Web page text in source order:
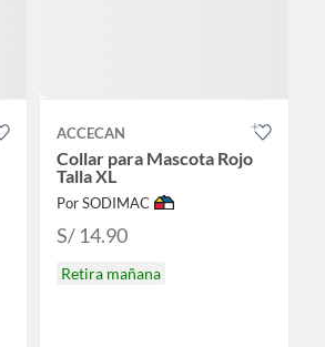
ACCECAN
Collar para Mascota Rojo
Talla XL
Por SODIMAC
S/ 14.90
Retira mañana